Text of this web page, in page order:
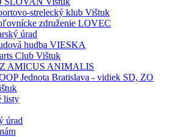
strelecký klub Vištuk
združenie LOVEC
úrad
hudba VIESKA
Club Vištuk
AMICUS ANIMALIS
Jednota Bratislava - vidiek SD, ZO
listy
úrad